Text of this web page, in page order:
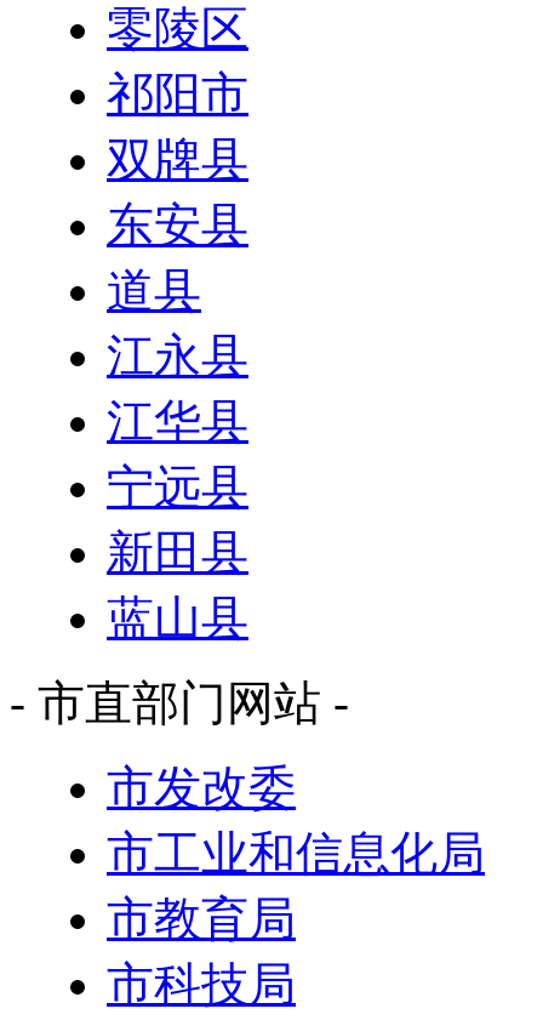
零陵区
祁阳市
双牌县
东安县
道县
江永县
江华县
宁远县
新田县
蓝山县
- 市直部门网站 -
市发改委
市工业和信息化局
市教育局
市科技局